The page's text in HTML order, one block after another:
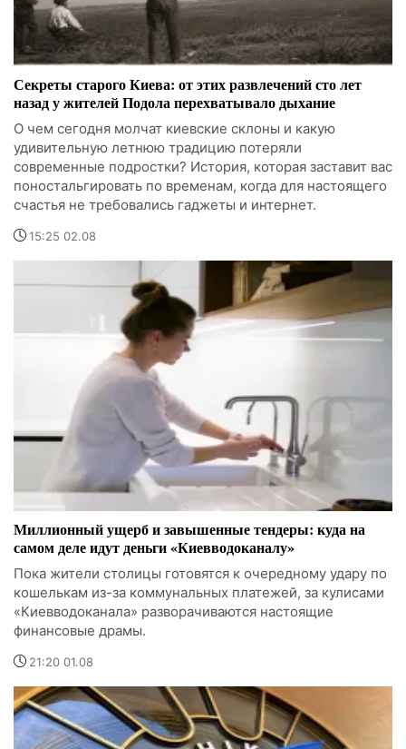
Секреты старого Киева: от этих развлечений сто лет
назад у жителей Подола перехватывало дыхание
О чем сегодня молчат киевские склоны и какую
удивительную летнюю традицию потеряли
современные подростки? История, которая заставит вас
поностальгировать по временам, когда для настоящего
счастья не требовались гаджеты и интернет.
15:25 02.08
Миллионный ущерб и завышенные тендеры: куда на
самом деле идут деньги «Киевводоканалу»
Пока жители столицы готовятся к очередному удару по
кошелькам из-за коммунальных платежей, за кулисами
«Киевводоканала» разворачиваются настоящие
финансовые драмы.
21:20 01.08